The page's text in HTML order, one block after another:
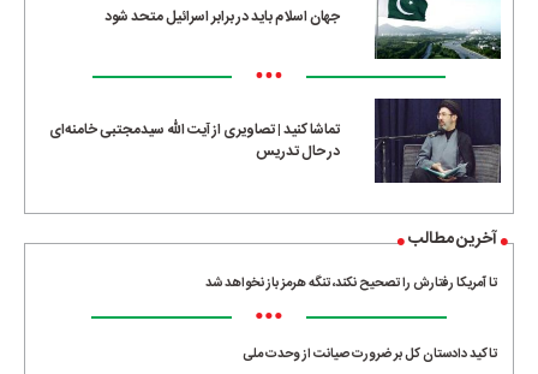
جهان اسلام باید در برابر اسرائیل متحد شود
•••
تماشا کنید | تصاویری از آیت الله سیدمجتبی خامنه‌ای
در حال تدریس
آخرین مطالب
تا آمریکا رفتارش را تصحیح نکند، تنگه هرمز باز نخواهد شد
•••
تاکید دادستان کل بر ضرورت صیانت از وحدت ملی